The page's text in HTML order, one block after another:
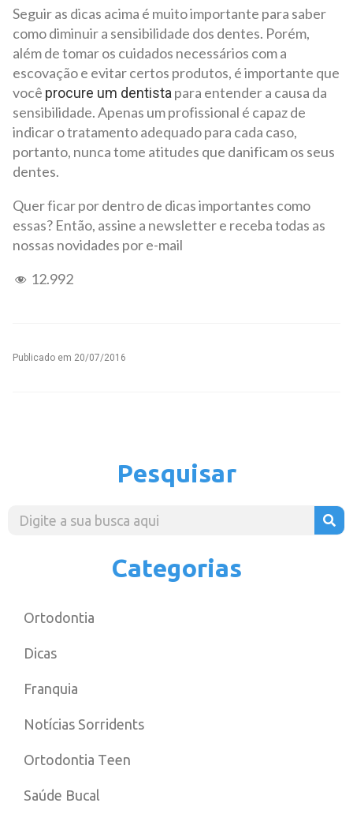
Seguir as dicas acima é muito importante para saber
como diminuir a sensibilidade dos dentes. Porém,
além de tomar os cuidados necessários com a
escovação e evitar certos produtos, é importante que
você procure um dentistapara entender a causa da
sensibilidade. Apenas um profissional é capaz de
indicar o tratamento adequado para cada caso,
portanto, nunca tome atitudes que danificam os seus
dentes.
Quer ficar por dentro de dicas importantes como
essas? Então, assine a newsletter e receba todas as
nossas novidades por e-mail
12.992
Publicado em 20/07/2016
Pesquisar
Categorias
Ortodontia
Dicas
Franquia
Notícias Sorridents
Ortodontia Teen
Saúde Bucal